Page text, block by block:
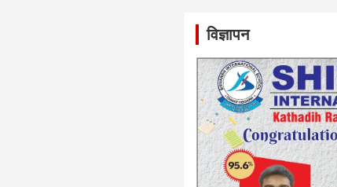
विज्ञापन